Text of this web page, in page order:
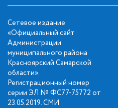
Сетевое издание
«Официальный сайт
Администрации
муниципального района
Красноярский Самарской
области».
Регистрационный номер
серии ЭЛ № ФС77-75772 от
23.05.2019. СМИ